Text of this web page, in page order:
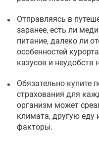
Отправляясь в
заранее, есть ли
питание, далеко ли
особенностей
казусов и неудобств
Обязательно купите
страхования для
организм может
климата, другую еду
факторы.